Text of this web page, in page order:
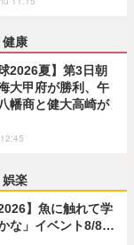
健康
2026夏】第3日朝
大甲府が勝利、午
幡商と健大高崎が
娯楽
】魚に触れて学
な」イベント8/8…